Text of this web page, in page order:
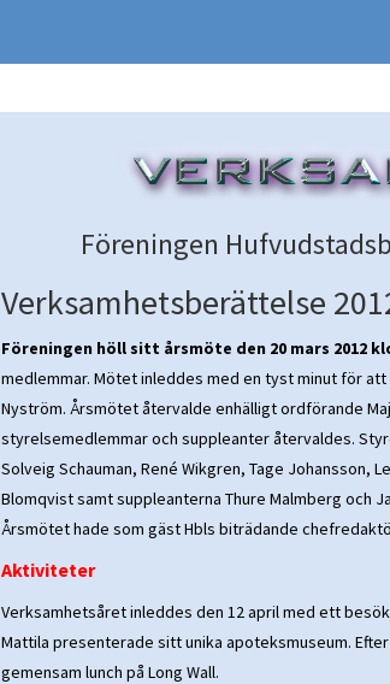
Föreningen
Verksamhetsberättelse
Föreningen höll sitt årsmöte den 20 mars 2012
medlemmar. Mötet inleddes med en tyst minut för
Nyström. Årsmötet återvalde enhälligt ordförande
styrelsemedlemmar och suppleanter återvaldes.
Solveig Schauman, René Wikgren, Tage Johansson,
Blomqvist samt suppleanterna Thure Malmberg och
Årsmötet hade som gäst Hbls biträdande
Aktiviteter
Verksamhetsåret inleddes den 12 april med ett
Mattila presenterade sitt unika apoteksmuseum.
gemensam lunch på Long Wall.